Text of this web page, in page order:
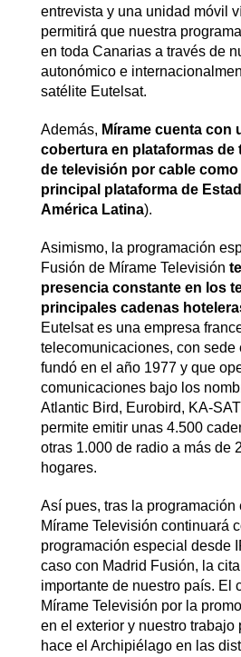
entrevista y una unidad móvil
permitirá que nuestra
en toda Canarias a través de
autonómico e
satélite Eutelsat.
Además, Mírame cuenta con
cobertura en plataformas de
de televisión por cable como
principal plataforma de
América Latina).
Asimismo, la programación
Fusión de Mírame Televisión
presencia constante en los
principales cadenas
Eutelsat es una empresa
telecomunicaciones, con sede
fundó en el año 1977 y que
comunicaciones bajo los
Atlantic Bird, Eurobird, KA-
permite emitir unas 4.500
otras 1.000 de radio a más de
hogares.
Así pues, tras la
Mírame Televisión continuará
programación especial desde
caso con Madrid Fusión, la
importante de nuestro país. El
Mírame Televisión por la
en el exterior y nuestro trabajo
hace el Archipiélago en las